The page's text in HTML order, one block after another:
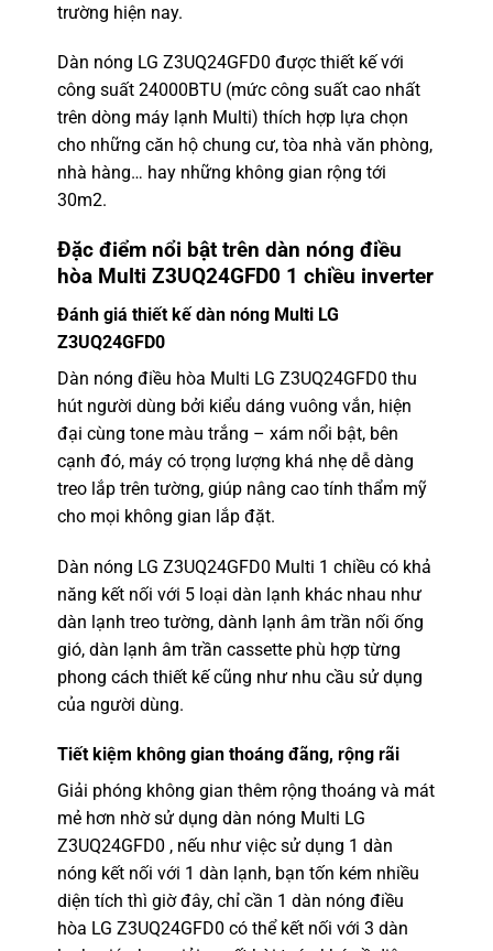
trường hiện nay.
Dàn nóng LG Z3UQ24GFD0 được thiết kế với
công suất 24000BTU (mức công suất cao nhất
trên dòng máy lạnh Multi) thích hợp lựa chọn
cho những căn hộ chung cư, tòa nhà văn phòng,
nhà hàng… hay những không gian rộng tới
30m2.
Đặc điểm nổi bật trên dàn nóng điều
hòa Multi Z3UQ24GFD0 1 chiều inverter
Đánh giá thiết kế dàn nóng Multi LG
Z3UQ24GFD0
Dàn nóng điều hòa Multi LG Z3UQ24GFD0 thu
hút người dùng bởi kiểu dáng vuông vắn, hiện
đại cùng tone màu trắng – xám nổi bật, bên
cạnh đó, máy có trọng lượng khá nhẹ dễ dàng
treo lắp trên tường, giúp nâng cao tính thẩm mỹ
cho mọi không gian lắp đặt.
Dàn nóng LG Z3UQ24GFD0 Multi 1 chiều có khả
năng kết nối với 5 loại dàn lạnh khác nhau như
dàn lạnh treo tường, dành lạnh âm trần nối ống
gió, dàn lạnh âm trần cassette phù hợp từng
phong cách thiết kế cũng như nhu cầu sử dụng
của người dùng.
Tiết kiệm không gian thoáng đãng, rộng rãi
Giải phóng không gian thêm rộng thoáng và mát
mẻ hơn nhờ sử dụng dàn nóng Multi LG
Z3UQ24GFD0 , nếu như việc sử dụng 1 dàn
nóng kết nối với 1 dàn lạnh, bạn tốn kém nhiều
diện tích thì giờ đây, chỉ cần 1 dàn nóng điều
hòa LG Z3UQ24GFD0 có thể kết nối với 3 dàn